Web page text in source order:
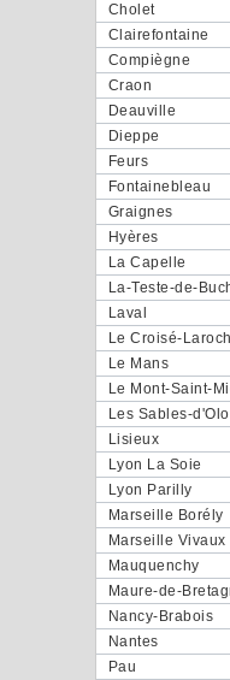
Cholet
Clairefontaine
Compiègne
Craon
Deauville
Dieppe
Feurs
Fontainebleau
Graignes
Hyères
La Capelle
La-Teste-de-
Laval
Le Croisé-
Le Mans
Le Mont-Saint-
Les Sables-
Lisieux
Lyon La Soie
Lyon Parilly
Marseille Borély
Marseille Vivaux
Mauquenchy
Maure-de-
Nancy-Brabois
Nantes
Pau